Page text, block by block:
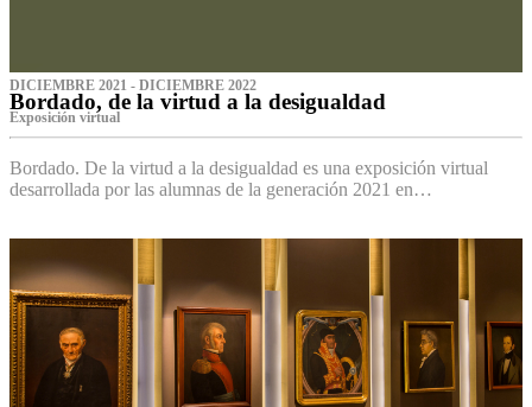
DICIEMBRE 2021 - DICIEMBRE 2022
Bordado, de la virtud a la desigualdad
Exposición virtual‌
Bordado. De la virtud a la desigualdad es una exposición virtual
desarrollada por las alumnas de la generación 2021 en…